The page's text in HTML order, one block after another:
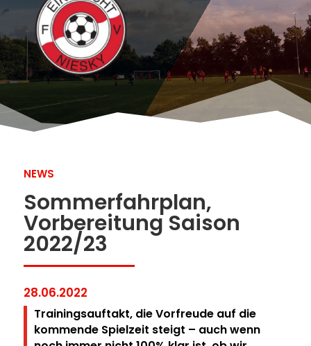
NEWS
Sommerfahrplan,
Vorbereitung Saison
2022/23
28.06.2022
Trainingsauftakt, die Vorfreude auf die
kommende Spielzeit steigt – auch wenn